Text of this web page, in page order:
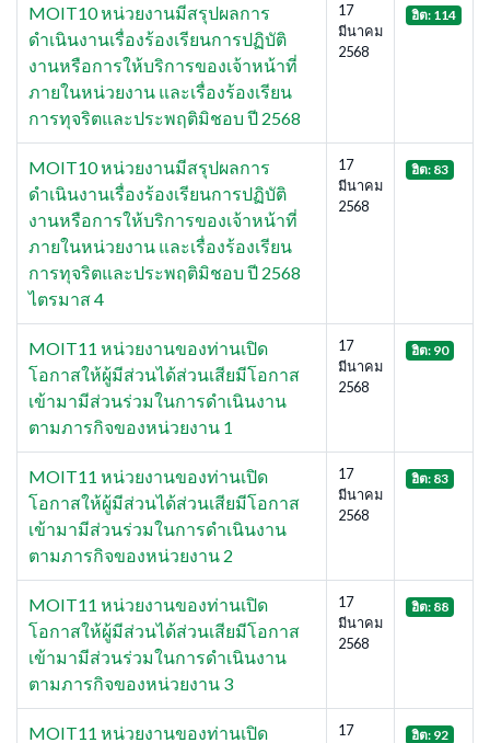
MOIT10 หน่วยงานมีสรุปผลการ
ดำเนินงานเรื่องร้องเรียนการปฏิบัติ
งานหรือการให้บริการของเจ้าหน้าที่
ภายในหน่วยงาน และเรื่องร้องเรียน
การทุจริตและประพฤติมิชอบ ปี 2568
17
มีนาคม
2568
ฮิต: 114
MOIT10 หน่วยงานมีสรุปผลการ
ดำเนินงานเรื่องร้องเรียนการปฏิบัติ
งานหรือการให้บริการของเจ้าหน้าที่
ภายในหน่วยงาน และเรื่องร้องเรียน
การทุจริตและประพฤติมิชอบ ปี 2568
ไตรมาส 4
17
มีนาคม
2568
ฮิต: 83
MOIT11 หน่วยงานของท่านเปิด
โอกาสให้ผู้มีส่วนได้ส่วนเสียมีโอกาส
เข้ามามีส่วนร่วมในการดำเนินงาน
ตามภารกิจของหน่วยงาน 1
17
มีนาคม
2568
ฮิต: 90
MOIT11 หน่วยงานของท่านเปิด
โอกาสให้ผู้มีส่วนได้ส่วนเสียมีโอกาส
เข้ามามีส่วนร่วมในการดำเนินงาน
ตามภารกิจของหน่วยงาน 2
17
มีนาคม
2568
ฮิต: 83
MOIT11 หน่วยงานของท่านเปิด
โอกาสให้ผู้มีส่วนได้ส่วนเสียมีโอกาส
เข้ามามีส่วนร่วมในการดำเนินงาน
ตามภารกิจของหน่วยงาน 3
17
มีนาคม
2568
ฮิต: 88
MOIT11 หน่วยงานของท่านเปิด
17
ฮิต: 92